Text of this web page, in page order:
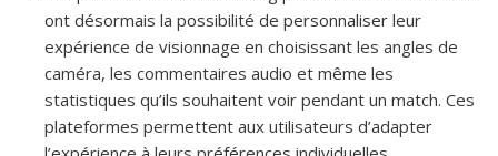
ont désormais la possibilité de personnaliser leur
expérience de visionnage en choisissant les angles de
caméra, les commentaires audio et même les
statistiques qu’ils souhaitent voir pendant un match. Ces
plateformes permettent aux utilisateurs d’adapter